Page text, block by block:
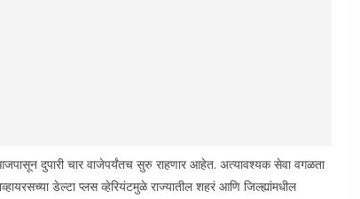
दुपारी चार वाजेपर्यंतच सुरु राहणार आहेत. अत्यावश्यक सेवा वगळता
डेल्टा प्लस व्हेरियंटमुळे राज्यातील शहरं आणि जिल्ह्यांमधील